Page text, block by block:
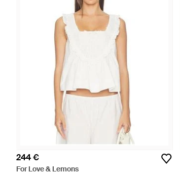
244 €
For Love & Lemons